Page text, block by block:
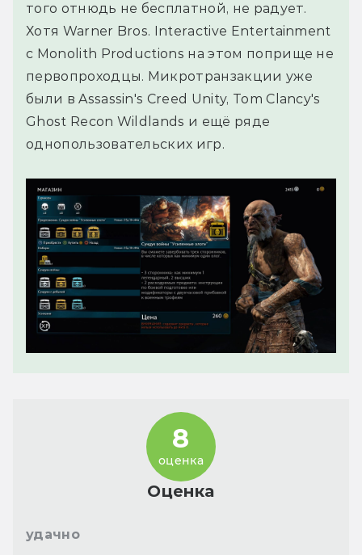
того отнюдь не бесплатной, не радует.
Хотя Warner Bros. Interactive Entertainment
с Monolith Productions на этом поприще не
первопроходцы. Микротранзакции уже
были в Assassin's Creed Unity, Tom Clancy's
Ghost Recon Wildlands и ещё ряде
однопользовательских игр.
Оценка
8
оценка
удачно